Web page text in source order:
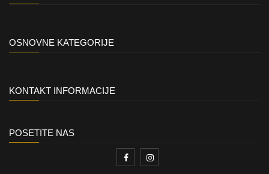
OSNOVNE KATEGORIJE
KONTAKT INFORMACIJE
POSETITE NAS